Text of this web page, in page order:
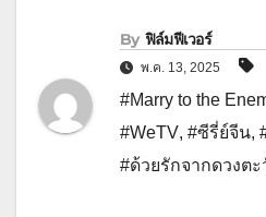
By ฟิล์มฟีเวอร์
พ.ค. 13, 2025
#Marry to the
#WeTV, #ซีรี่ย์จีน,
#ด้วยรักจากดวงต